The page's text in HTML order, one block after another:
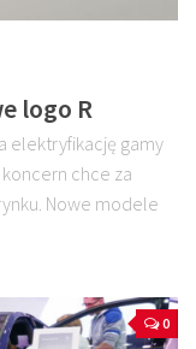
logo R
elektryfikację gamy
chce za
Nowe modele
0